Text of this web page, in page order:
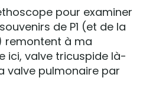
pour examiner
de P1 (et de la
remontent à ma
ici, valve tricuspide là-
valve pulmonaire par